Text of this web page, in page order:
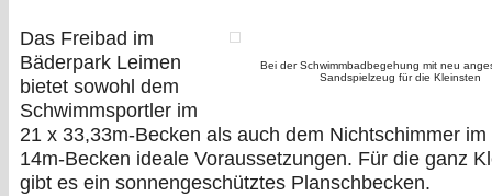
Bei der Schwimmbadbegehung mit neu
Sandspielzeug für die Kleinsten
Das Freibad im
Bäderpark Leimen
bietet sowohl dem
Schwimmsportler im
21 x 33,33m-Becken als auch dem Nichtschimmer im
14m-Becken ideale Voraussetzungen. Für die ganz
gibt es ein sonnengeschütztes Planschbecken.